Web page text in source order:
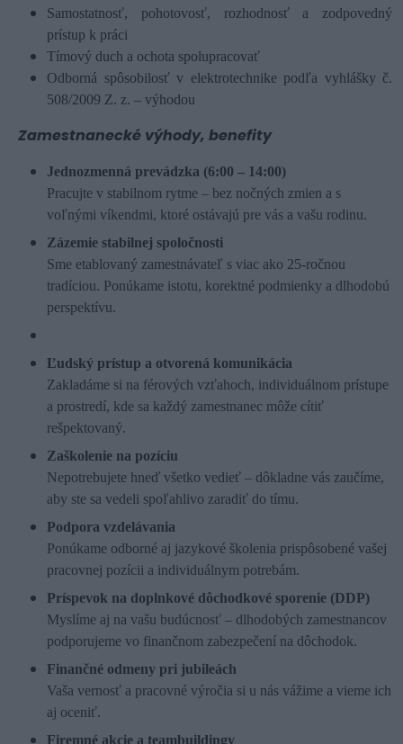
Samostatnosť, pohotovosť, rozhodnosť a zodpovedný
prístup k práci
Tímový duch a ochota spolupracovať
Odborná spôsobilosť v elektrotechnike podľa vyhlášky č.
508/2009 Z. z. – výhodou
Zamestnanecké výhody, benefity
Jednozmenná prevádzka (6:00 – 14:00)
Pracujte v stabilnom rytme – bez nočných zmien a s
voľnými víkendmi, ktoré ostávajú pre vás a vašu rodinu.
Zázemie stabilnej spoločnosti
Sme etablovaný zamestnávateľ s viac ako 25-ročnou
tradíciou. Ponúkame istotu, korektné podmienky a dlhodobú
perspektívu.
Ľudský prístup a otvorená komunikácia
Zakladáme si na férových vzťahoch, individuálnom prístupe
a prostredí, kde sa každý zamestnanec môže cítiť
rešpektovaný.
Zaškolenie na pozíciu
Nepotrebujete hneď všetko vedieť – dôkladne vás zaučíme,
aby ste sa vedeli spoľahlivo zaradiť do tímu.
Podpora vzdelávania
Ponúkame odborné aj jazykové školenia prispôsobené vašej
pracovnej pozícii a individuálnym potrebám.
Príspevok na doplnkové dôchodkové sporenie (DDP)
Myslíme aj na vašu budúcnosť – dlhodobých zamestnancov
podporujeme vo finančnom zabezpečení na dôchodok.
Finančné odmeny pri jubileách
Vaša vernosť a pracovné výročia si u nás vážime a vieme ich
aj oceniť.
Firemné akcie a teambuildingy